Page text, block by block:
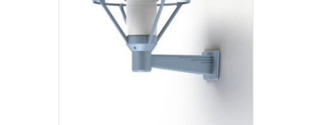
la
page
du
produit